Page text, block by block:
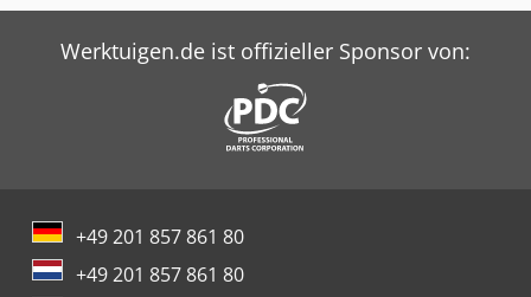
Werktuigen.de ist offizieller Sponsor von:
+49 201 857 861 80
+49 201 857 861 80